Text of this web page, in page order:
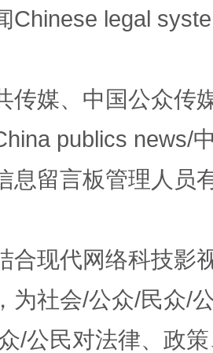
的“隐身衣” 如何以
Chinese legal
传媒、中国公众传
publics news/
息留言板管理人员
合现代网络科技影
为社会/公众/民众/
/公民对法律、政